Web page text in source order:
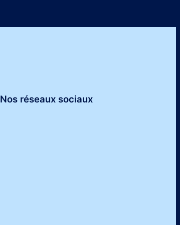
Nos réseaux sociaux